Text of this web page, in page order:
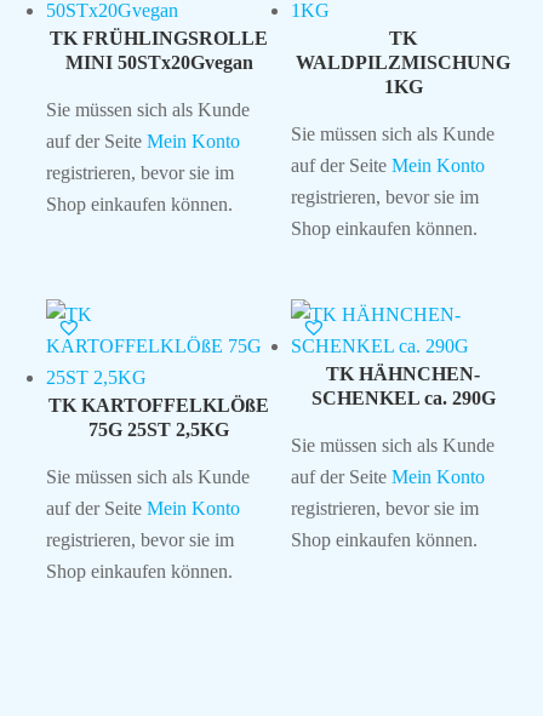
TK FRÜHLINGSROLLE
MINI 50STx20Gvegan
Sie müssen sich als Kunde
auf der SeiteMein Konto
registrieren, bevor sie im
Shop einkaufen können.
TK
WALDPILZMISCHUNG
1KG
Sie müssen sich als Kunde
auf der Seite Mein Konto
registrieren, bevor sie im
Shop einkaufen können.
TK KARTOFFELKLÖßE
75G 25ST 2,5KG
Sie müssen sich als Kunde
auf der SeiteMein Konto
registrieren, bevor sie im
Shop einkaufen können.
TK HÄHNCHEN-
SCHENKEL ca. 290G
Sie müssen sich als Kunde
auf der Seite Mein Konto
registrieren, bevor sie im
Shop einkaufen können.